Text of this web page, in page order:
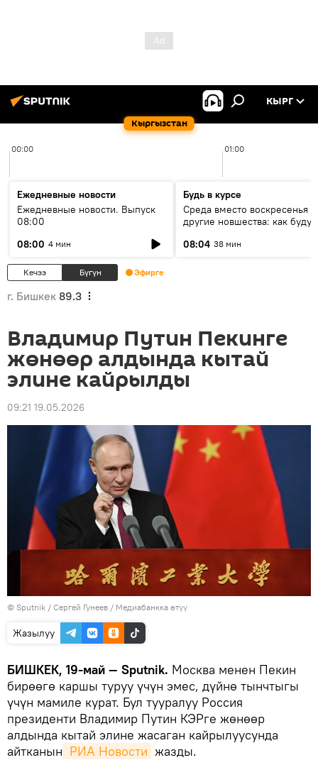
Кыргызстан
КЫРГ
00:00 01:00
Ежедневные новости
Ежедневные новости. Выпуск
08:00
08:00 4 мин
Будь в курсе
Среда вместо воскресенья и
другие новшества: как будут
08:04 38 мин
Кечээ Бүгүн Эфирге
г. Бишкек 89.3
Владимир Путин Пекинге
жөнөөр алдында кытай
элине кайрылды
09:21 19.05.2026
© Sputnik / Сергей Гунеев / Медиабанкка өтүү
Жазылуу
БИШКЕК, 19-май — Sputnik. Москва менен Пекин
бирөөгө каршы туруу үчүн эмес, дүйнө тынчтыгы
үчүн мамиле курат. Бул тууралуу Россия
президенти Владимир Путин КЭРге жөнөөр
алдында кытай элине жасаган кайрылуусунда
айтканын РИА Новости жазды.